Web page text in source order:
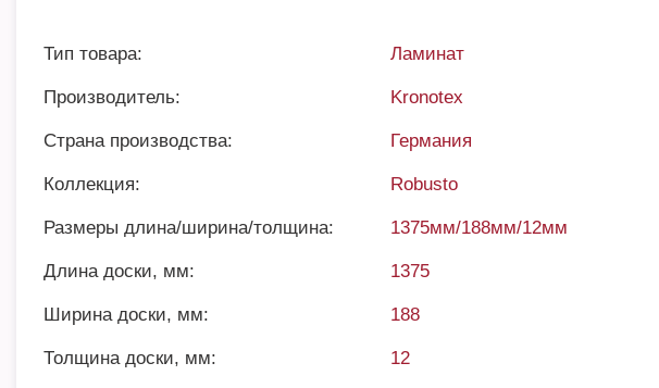
Тип товара: Ламинат
Производитель: Kronotex
Страна производства: Германия
Коллекция: Robusto
Размеры длина/ширина/толщина: 1375мм/188мм/12мм
Длина доски, мм: 1375
Ширина доски, мм: 188
Толщина доски, мм: 12